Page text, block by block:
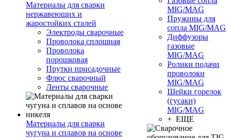
Материалы для сварки
нержавеющих и
жаростойких сталей
Электроды сварочные
Проволока сплошная
Проволока
порошковая
Прутки присадочные
Флюс сварочный
Ленты сварочные
Материалы для сварки
чугуна и сплавов на основе
MIG/MAG
Пружины для
сопла MIG/MAG
Диффузоры
газовые
MIG/MAG
Ролики подачи
проволоки
MIG/MAG
Шейки горелок
(гусаки)
MIG/MAG
+ ЕЩЕ